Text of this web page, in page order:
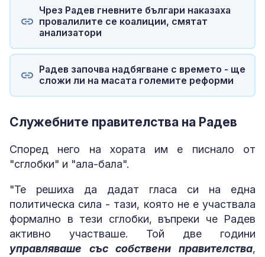
Чрез Радев гневните българи наказаха
провалилите се коалиции, смятат
анализатори
Радев започва надбягване с времето - ще
сложи ли на масата големите реформи
Служебните правителства на Радев
Според него на хората им е писнало от
"сглобки" и "ала-бала".
"Те решиха да дадат гласа си на една
политическа сила - тази, която не е участвала
формално в тези сглобки, въпреки че Радев
активно участваше. Той две години
управляваше със собствени правителства,